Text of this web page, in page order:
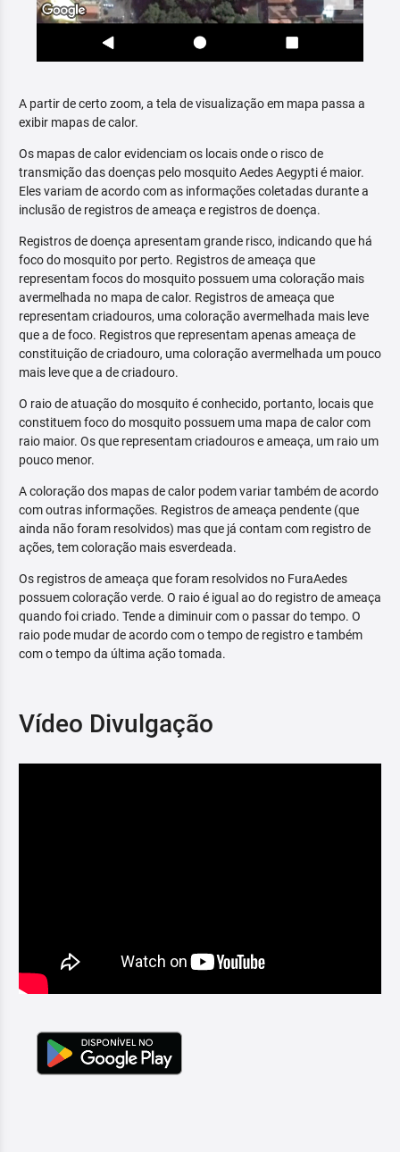
A partir de certo zoom, a tela de visualização em mapa passa a
exibir mapas de calor.
Os mapas de calor evidenciam os locais onde o risco de
transmição das doenças pelo mosquito Aedes Aegypti é maior.
Eles variam de acordo com as informações coletadas durante a
inclusão de registros de ameaça e registros de doença.
Registros de doença apresentam grande risco, indicando que há
foco do mosquito por perto. Registros de ameaça que
representam focos do mosquito possuem uma coloração mais
avermelhada no mapa de calor. Registros de ameaça que
representam criadouros, uma coloração avermelhada mais leve
que a de foco. Registros que representam apenas ameaça de
constituição de criadouro, uma coloração avermelhada um pouco
mais leve que a de criadouro.
O raio de atuação do mosquito é conhecido, portanto, locais que
constituem foco do mosquito possuem uma mapa de calor com
raio maior. Os que representam criadouros e ameaça, um raio um
pouco menor.
A coloração dos mapas de calor podem variar também de acordo
com outras informações. Registros de ameaça pendente (que
ainda não foram resolvidos) mas que já contam com registro de
ações, tem coloração mais esverdeada.
Os registros de ameaça que foram resolvidos no FuraAedes
possuem coloração verde. O raio é igual ao do registro de ameaça
quando foi criado. Tende a diminuir com o passar do tempo. O
raio pode mudar de acordo com o tempo de registro e também
com o tempo da última ação tomada.
Vídeo Divulgação